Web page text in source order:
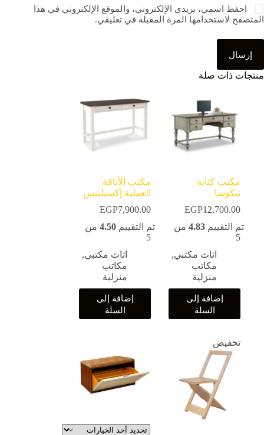
احفظ اسمي، بريدي الإلكتروني، والموقع الإلكتروني في هذا
المتصفح لاستخدامها المرة المقبلة في تعليقي.
إرسال
منتجات ذات صلة
مكتب كتابة
نيكوسا
EGP12,700.00
تم التقييم 4.83من
5
اثاث مكتبي,
مكاتب
منزلية
إضافة إلى
السلة
مكتب الأناقة
العملية إكسيلينس
EGP7,900.00
تم التقييم4.50 من
5
اثاث مكتبي,
مكاتب
منزلية
إضافة إلى
السلة
تخفيض